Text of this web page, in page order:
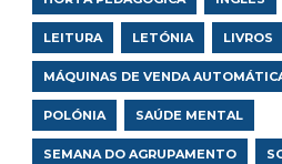
LEITURA LETÓNIA LIVROS
MÁQUINAS DE VENDA
POLÓNIA SAÚDE MENTAL
SEMANA DO AGRUPAMENTO